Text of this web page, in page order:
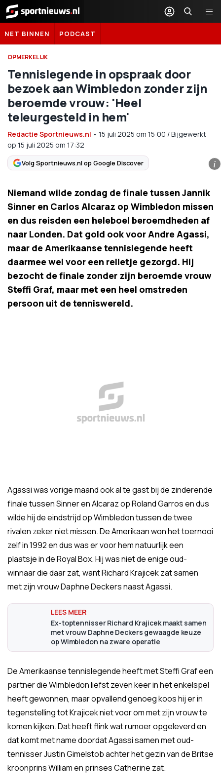
Sportnieuws.nl
NET BINNEN PODCAST
OPMERKELIJK
Tennislegende in opspraak door
bezoek aan Wimbledon zonder zijn
beroemde vrouw: 'Heel
teleurgesteld in hem'
Redactie Sportnieuws.nl • 15 juli 2025 om 15:00 /Bijgewerkt
op 15 juli 2025 om 17:32
Volg Sportnieuws.nl op Google Discover i
Niemand wilde zondag de finale tussen Jannik
Sinner en Carlos Alcaraz op Wimbledon missen
en dus reisden een heleboel beroemdheden af
naar Londen. Dat gold ook voor Andre Agassi,
maar de Amerikaanse tennislegende heeft
daarmee wel voor een relletje gezorgd. Hij
bezocht de finale zonder zijn beroemde vrouw
Steffi Graf, maar met een heel omstreden
persoon uit de tenniswereld.
Agassi was vorige maand ook al te gast bij de zinderende
finale tussen Sinner en Alcaraz op Roland Garros en dus
wilde hij de eindstrijd op Wimbledon tussen de twee
rivalen zeker niet missen. De Amerikaan won het toernooi
zelf in 1992 en dus was er voor hem natuurlijk een
plaatsje in de Royal Box. Hij was niet de enige oud-
winnaar die daar zat, want Richard Krajicek zat samen
met zijn vrouw Daphne Deckers naast Agassi.
Ex-toptennisser Richard Krajicek maakt samen
met vrouw Daphne Deckers gewaagde keuze
op Wimbledon na zware operatie
De Amerikaanse tennislegende heeft met Steffi Graf een
partner die Wimbledon liefst zeven keer in het enkelspel
heeft gewonnen, maar opvallend genoeg koos hij er in
tegenstelling tot Krajicek niet voor om met zijn vrouw te
komen kijken. Dat heeft flink wat rumoer opgeleverd en
dat komt met name doordat Agassi samen met oud-
tennisser Justin Gimelstob achter het gezin van de Britse
kroonprins William en prinses Catherine zat.